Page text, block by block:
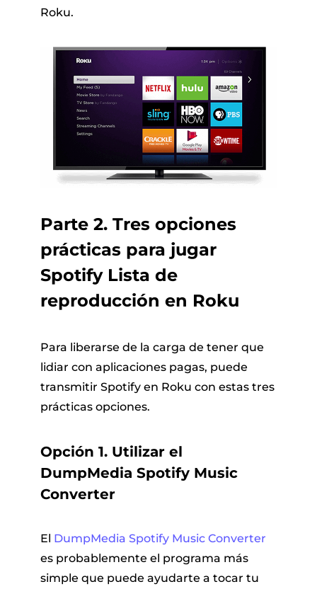
Roku.
Parte 2. Tres opciones
prácticas para jugar
Spotify Lista de
reproducción en Roku
Para liberarse de la carga de tener que
lidiar con aplicaciones pagas, puede
transmitir Spotify en Roku con estas tres
prácticas opciones.
Opción 1. Utilizar el
DumpMedia Spotify Music
Converter
El DumpMedia Spotify Music Converter
es probablemente el programa más
simple que puede ayudarte a tocar tu